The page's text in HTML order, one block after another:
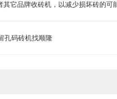
它品牌收砖机，以减少损坏砖的可
孔码砖机找顺隆